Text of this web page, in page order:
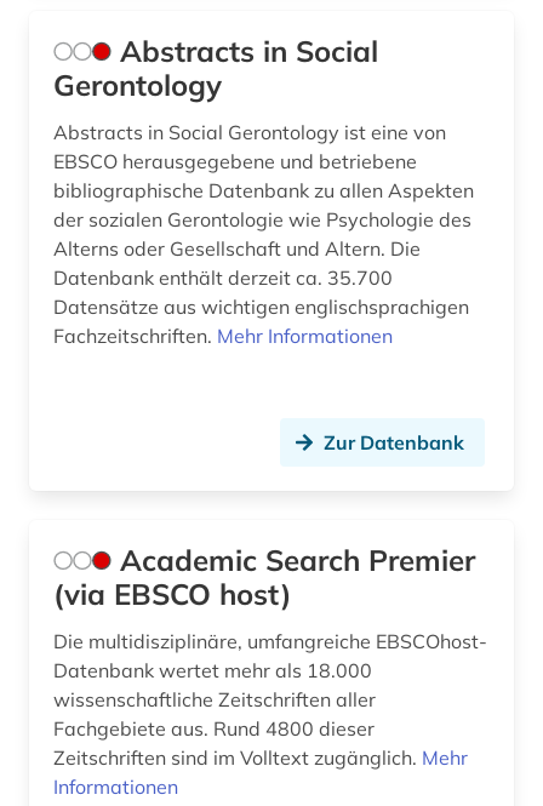
bioethik (1)
biografie (3)
biologie (3)
biomechanik (1)
biowissenschaften (2)
bisexualität (6)
book e (1)
bosnien-herzegowina (2)
botanik (1)
branchenberichte (1)
brandenburg (3)
brasilien (1)
Abstracts in Social
Gerontology
Abstracts in Social Gerontology ist eine von
EBSCO herausgegebene und betriebene
bibliographische Datenbank zu allen Aspekten
der sozialen Gerontologie wie Psychologie des
Alterns oder Gesellschaft und Altern. Die
Datenbank enthält derzeit ca. 35.700
Datensätze aus wichtigen englischsprachigen
Fachzeitschriften. Mehr Informationen
Zur Datenbank
Academic Search Premier
(via EBSCO host)
Die multidisziplinäre, umfangreiche EBSCOhost-
Datenbank wertet mehr als 18.000
wissenschaftliche Zeitschriften aller
Fachgebiete aus. Rund 4800 dieser
Zeitschriften sind im Volltext zugänglich. Mehr
Informationen